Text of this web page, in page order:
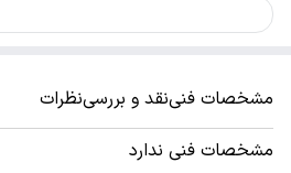
مشخصات فنینقد و بررسینظرات
مشخصات فنی ندارد